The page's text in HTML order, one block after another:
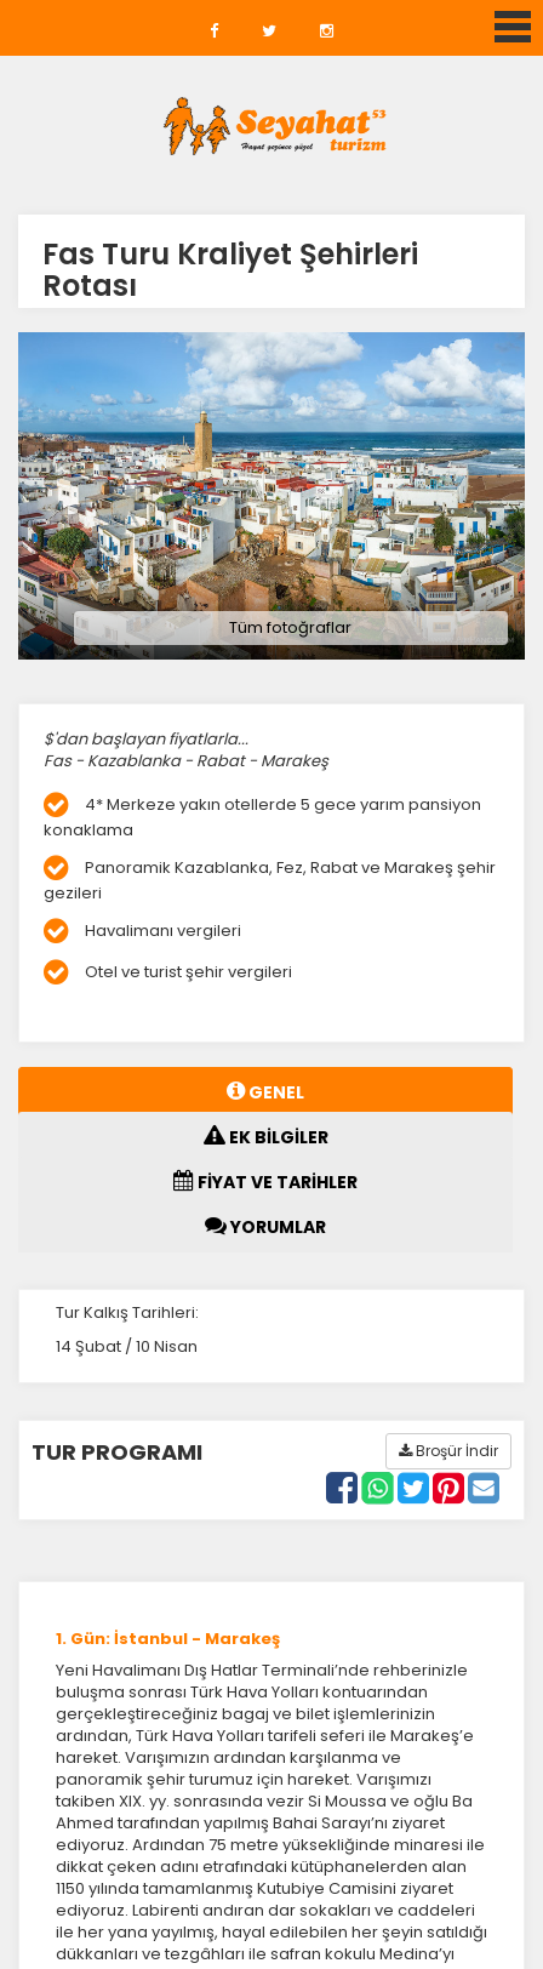
Fas Turu Kraliyet Şehirleri
Rotası
Tüm fotoğraflar
$'dan başlayan fiyatlarla...
Fas - Kazablanka - Rabat - Marakeş
4* Merkeze yakın otellerde 5 gece yarım pansiyon
konaklama
Panoramik Kazablanka, Fez, Rabat ve Marakeş şehir
gezileri
Havalimanı vergileri
Otel ve turist şehir vergileri
GENEL
EK BİLGİLER
FİYAT VE TARİHLER
YORUMLAR
Tur Kalkış Tarihleri:
14 Şubat / 10 Nisan
TUR PROGRAMI Broşür İndir
1. Gün: İstanbul - Marakeş
Yeni Havalimanı Dış Hatlar Terminali’nde rehberinizle
buluşma sonrası Türk Hava Yolları kontuarından
gerçekleştireceğiniz bagaj ve bilet işlemlerinizin
ardından, Türk Hava Yolları tarifeli seferi ile Marakeş’e
hareket. Varışımızın ardından karşılanma ve
panoramik şehir turumuz için hareket. Varışımızı
takiben XIX. yy. sonrasında vezir Si Moussa ve oğlu Ba
Ahmed tarafından yapılmış Bahai Sarayı’nı ziyaret
ediyoruz. Ardından 75 metre yüksekliğinde minaresi ile
dikkat çeken adını etrafındaki kütüphanelerden alan
1150 yılında tamamlanmış Kutubiye Camisini ziyaret
ediyoruz. Labirenti andıran dar sokakları ve caddeleri
ile her yana yayılmış, hayal edilebilen her şeyin satıldığı
dükkanları ve tezgâhları ile safran kokulu Medina’yı